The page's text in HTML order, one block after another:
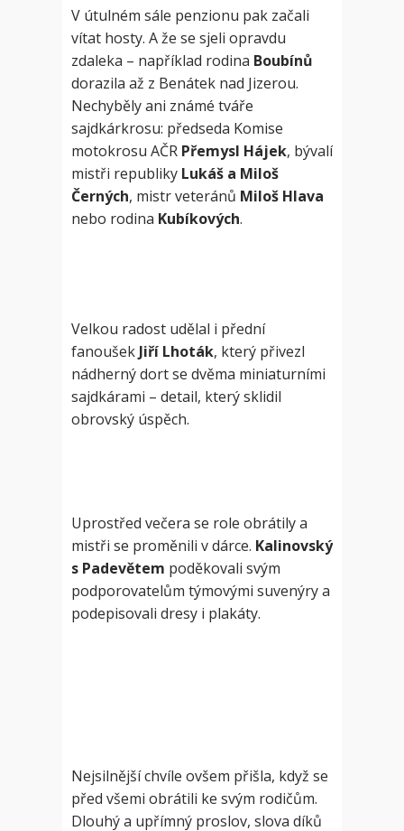
V útulném sále penzionu pak začali
vítat hosty. A že se sjeli opravdu
zdaleka – například rodina Boubínů
dorazila až z Benátek nad Jizerou.
Nechyběly ani známé tváře
sajdkárkrosu: předseda Komise
motokrosu AČR Přemysl Hájek, bývalí
mistři republiky Lukáš a Miloš
Černých, mistr veteránů Miloš Hlava
nebo rodina Kubíkových.
Velkou radost udělal i přední
fanoušek Jiří Lhoták, který přivezl
nádherný dort se dvěma miniaturními
sajdkárami – detail, který sklidil
obrovský úspěch.
Uprostřed večera se role obrátily a
mistři se proměnili v dárce. Kalinovský
s Padevětem poděkovali svým
podporovatelům týmovými suvenýry a
podepisovali dresy i plakáty.
Nejsilnější chvíle ovšem přišla, když se
před všemi obrátili ke svým rodičům.
Dlouhý a upřímný proslov, slova díků